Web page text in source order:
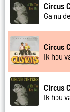
Circus
Ga nu
Circus
Ik hou
Circus
Ik hou